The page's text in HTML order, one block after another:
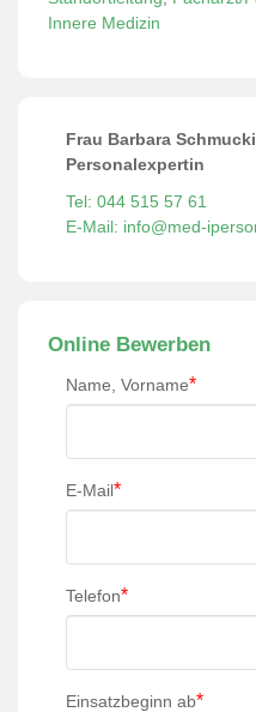
Innere Medizin
Frau Barbara Schmucki
Personalexpertin
Tel: 044 515 57 61
E-Mail: info@med-
Online Bewerben
Name, Vorname*
E-Mail*
Telefon*
Einsatzbeginn ab*